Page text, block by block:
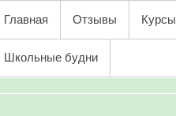
PRIMARY MENU
Главная Отзывы Курсы
Школьные будни